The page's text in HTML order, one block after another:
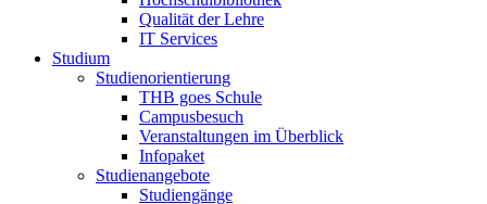
Qualität der Lehre
IT Services
Studium
Studienorientierung
THB goes Schule
Campusbesuch
Veranstaltungen im Überblick
Infopaket
Studienangebote
Studiengänge